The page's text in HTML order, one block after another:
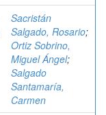
Sacristán
Salgado, Rosario;
Ortiz Sobrino,
Miguel Ángel;
Salgado
Santamaría,
Carmen